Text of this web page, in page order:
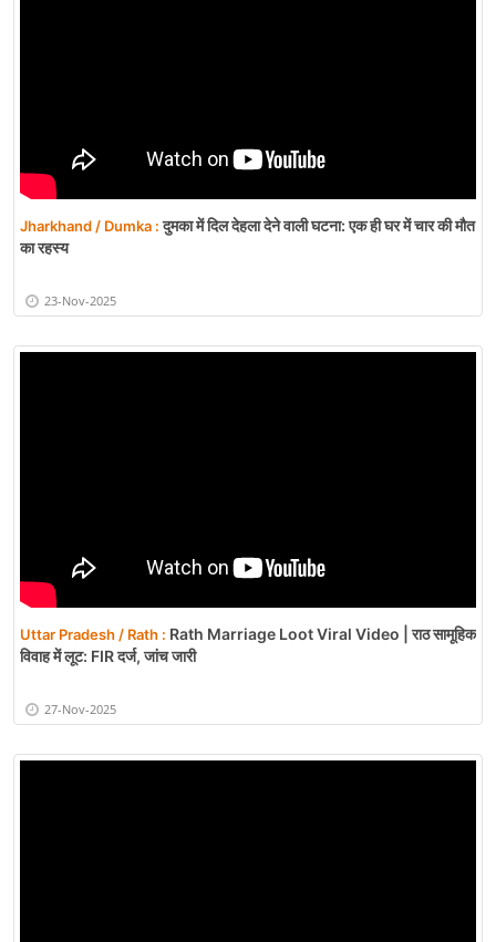
Jharkhand / Dumka :दुमका में दिल देहला देने वाली घटना: एक ही घर में चार की मौत
का रहस्य
23-Nov-2025
Uttar Pradesh / Rath : Rath Marriage Loot Viral Video | राठ सामूहिक
विवाह में लूट: FIR दर्ज, जांच जारी
27-Nov-2025